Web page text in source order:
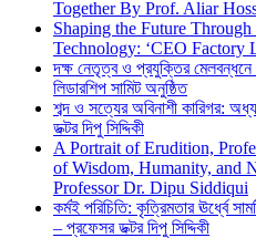
Together By Prof. Aliar
Shaping the Future
Technology: ‘CEO Factory
দক্ষ নেতৃত্ব ও প্রযুক্তির মেলবন্ধনে
লিডারশিপ সামিট অনুষ্ঠিত
শব্দ ও সত্যের অবিনাশী কারিগর:
ডক্টর দিপু সিদ্দিকী
A Portrait of Erudition,
of Wisdom, Humanity, and
Professor Dr. Dipu Siddiqui
কর্মই পরিচিতি: কৃত্রিমতার ঊর্ধ্বে
– প্রফেসর ডক্টর দিপু সিদ্দিকী